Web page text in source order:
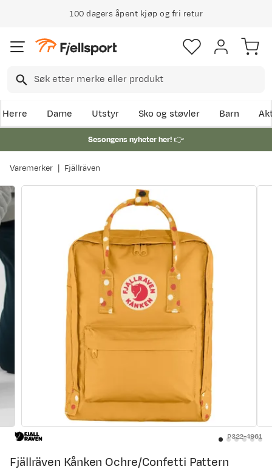
100 dagers åpent kjøp og fri retur
Herre Dame Utstyr Sko og støvler Barn
Sesongens nyheter her!👉
Varemerker Fjällräven
P322-4961
Fjällräven Kånken Ochre/Confetti Pattern